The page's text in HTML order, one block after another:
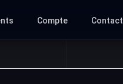
Compte Contact